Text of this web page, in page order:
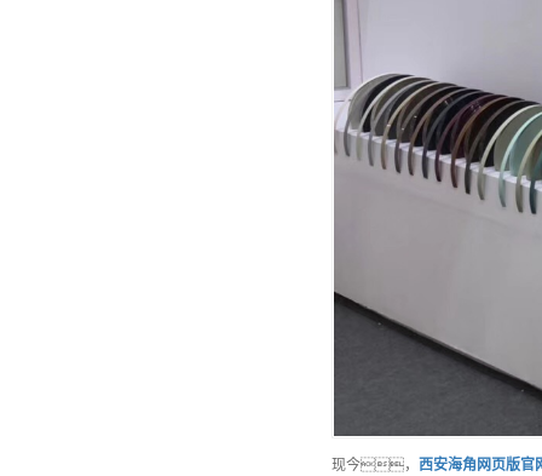
现今， 西安海角网页版官